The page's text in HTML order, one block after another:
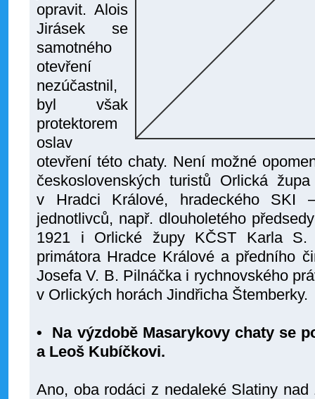
opravit. Alois
Jirásek se
samotného
otevření
nezúčastnil,
byl však
protektorem
oslav
otevření této chaty. Není možné
československých turistů Orlická
v Hradci Králové, hradeckého
jednotlivců, např. dlouholetého
1921 i Orlické župy KČST Karla S.
primátora Hradce Králové a předního
Josefa V. B. Pilnáčka i rychnovského
v Orlických horách Jindřicha Štemberky.
• Na výzdobě Masarykovy chaty se
a Leoš Kubíčkovi.
Ano, oba rodáci z nedaleké Slatiny